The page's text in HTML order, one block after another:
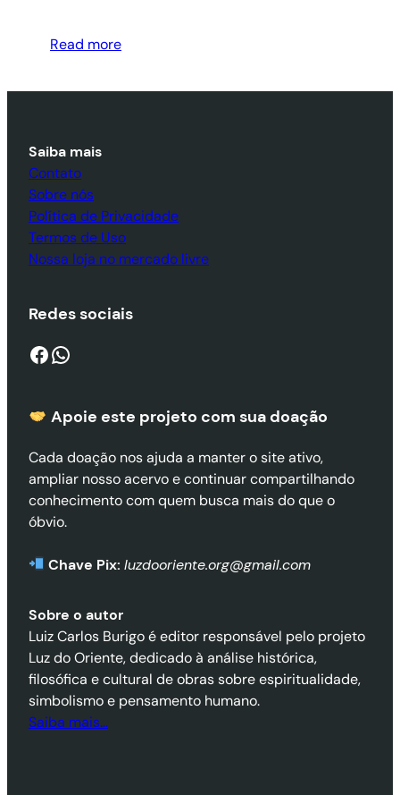
Read more
Saiba mais
Contato
Sobre nós
Política de Privacidade
Termos de Uso
Nossa loja no mercado livre
Redes sociais
Facebook WhatsApp
Apoie este projeto com sua doação
Cada doação nos ajuda a manter o site ativo,
ampliar nosso acervo e continuar compartilhando
conhecimento com quem busca mais do que o
óbvio.
Chave Pix: luzdooriente.org@gmail.com
Sobre o autor
Luiz Carlos Burigo é editor responsável pelo projeto
Luz do Oriente, dedicado à análise histórica,
filosófica e cultural de obras sobre espiritualidade,
simbolismo e pensamento humano.
Saiba mais…